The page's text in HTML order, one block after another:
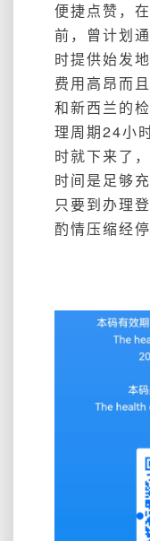
便捷点赞，
前，曾计划
时提供始发
费用高昂而
和新西兰的
理周期24小
时就下来了
时间是足够
只要到办理
酌情压缩经停